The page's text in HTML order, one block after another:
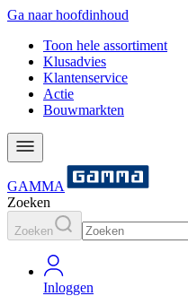
Ga naar hoofdinhoud
Toon hele assortiment
Klusadvies
Klantenservice
Actie
Bouwmarkten
GAMMA
Zoeken
Zoeken
Inloggen